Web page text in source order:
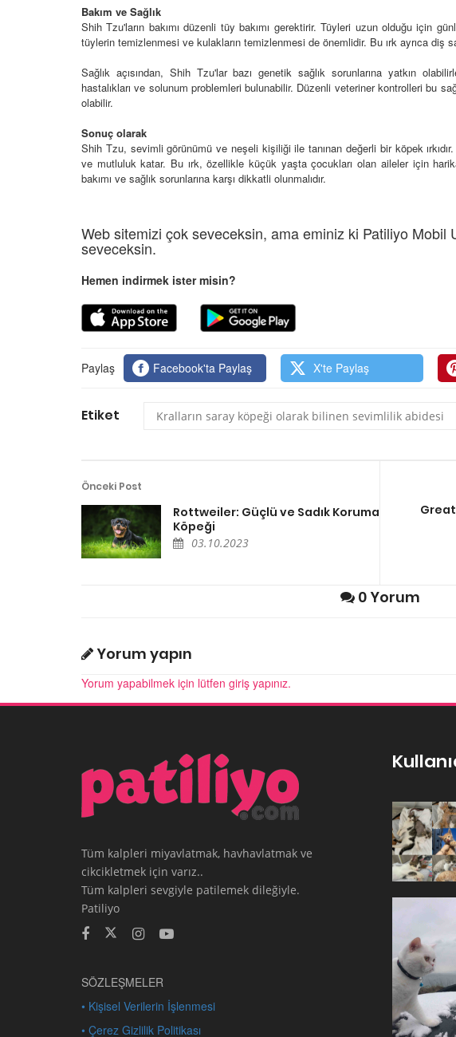
Bakım ve Sağlık
Shih Tzu'ların bakımı düzenli tüy bakımı gerektirir. Tüyleri uzun olduğu için
tüylerin temizlenmesi ve kulakların temizlenmesi de önemlidir. Bu ırk ayrıca diş
Sağlık açısından, Shih Tzu'lar bazı genetik sağlık sorunlarına yatkın
hastalıkları ve solunum problemleri bulunabilir. Düzenli veteriner kontrolleri bu
olabilir.
Sonuç olarak
Shih Tzu, sevimli görünümü ve neşeli kişiliği ile tanınan değerli bir köpek
ve mutluluk katar. Bu ırk, özellikle küçük yaşta çocukları olan aileler için
bakımı ve sağlık sorunlarına karşı dikkatli olunmalıdır.
Web sitemizi çok seveceksin, ama eminiz ki Patiliyo Mobil
seveceksin.
Hemen indirmek ister misin?
Paylaş Facebook'ta Paylaş X'te Paylaş
Etiket Kralların saray köpeği olarak bilinen sevimlilik abidesi
Önceki Post
Rottweiler: Güçlü ve Sadık Koruma
Köpeği
03.10.2023
0 Yorum
Yorum yapın
Yorum yapabilmek için lütfen giriş yapınız.
Köpeklerde Kilo Problemleri:
Sağlıklı Zayıflama Yöntemleri
Tüm kalpleri miyavlatmak, havhavlatmak ve
cikcikletmek için varız..
Tüm kalpleri sevgiyle patilemek dileğiyle.
Patiliyo
SÖZLEŞMELER
• Kişisel Verilerin İşlenmesi
• Çerez Gizlilik Politikası